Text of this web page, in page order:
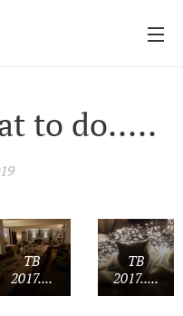
to do.....
TB
2017....
TB
2017.....